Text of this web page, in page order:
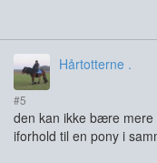
Hårtotterne .
#5
den kan ikke bære mere
iforhold til en pony i